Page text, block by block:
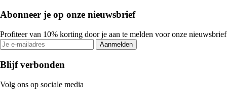
Abonneer je op onze nieuwsbrief
Profiteer van 10% korting door je aan te melden voor onze nieuwsbrief
Aanmelden
Blijf verbonden
Volg ons op sociale media